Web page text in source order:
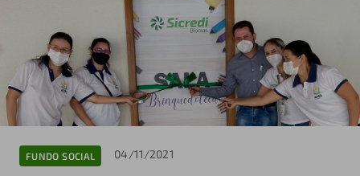
FUNDO SOCIAL 04/11/2021